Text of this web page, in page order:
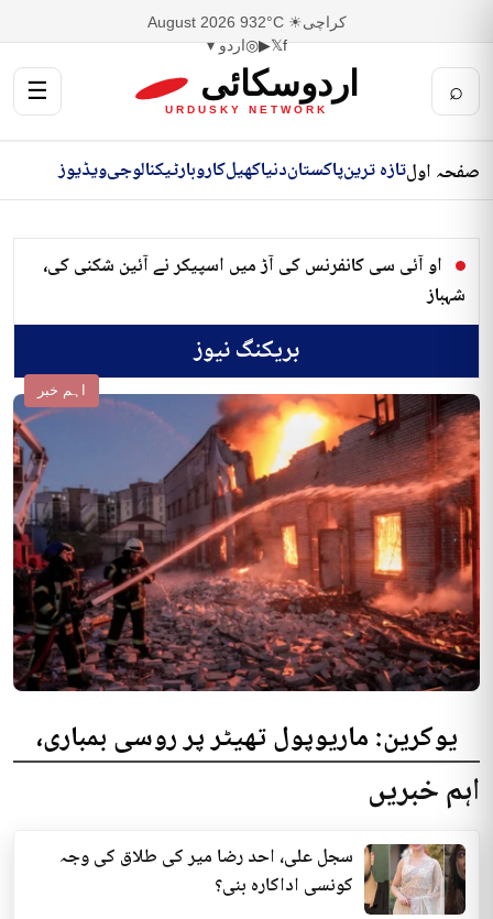
کراچی☀ 32°C
9 August 2026
f
𝕏
▶
◎اردو ▾
⌕ اردوسکائی
URDUSKY NETWORK
☰
صفحہ اولتازہ ترینپاکستاندنیاکھیلکاروبارٹیکنالوجیویڈیوز
او آئی سی کانفرنس کی آڑ میں اسپیکر نے آئین شکنی کی،
شہباز
بریکنگ نیوز
اہم خبر
یوکرین: ماریوپول تھیٹر پر روسی بمباری،
300 افراد کی ہلاکت کا خدشہ
کا خدشہ ظاہر کیا اور کہا کہ کم...
انٹرنیشنل | 4 years پہلے
اہم خبریں
سجل علی، احد رضا میر کی طلاق کی وجہ
کونسی اداکارہ بنی؟